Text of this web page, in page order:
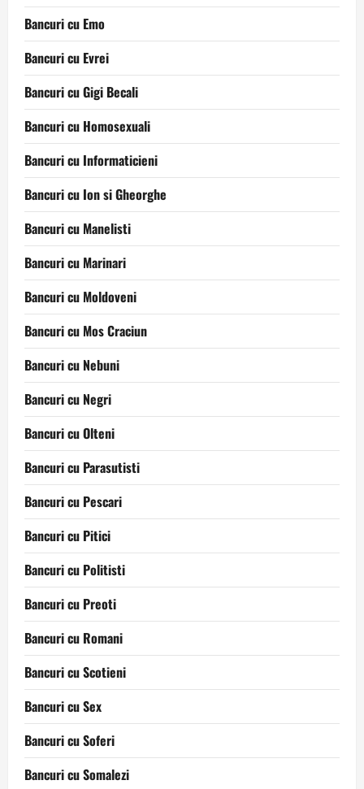
Bancuri cu Emo
Bancuri cu Evrei
Bancuri cu Gigi Becali
Bancuri cu Homosexuali
Bancuri cu Informaticieni
Bancuri cu Ion si Gheorghe
Bancuri cu Manelisti
Bancuri cu Marinari
Bancuri cu Moldoveni
Bancuri cu Mos Craciun
Bancuri cu Nebuni
Bancuri cu Negri
Bancuri cu Olteni
Bancuri cu Parasutisti
Bancuri cu Pescari
Bancuri cu Pitici
Bancuri cu Politisti
Bancuri cu Preoti
Bancuri cu Romani
Bancuri cu Scotieni
Bancuri cu Sex
Bancuri cu Soferi
Bancuri cu Somalezi